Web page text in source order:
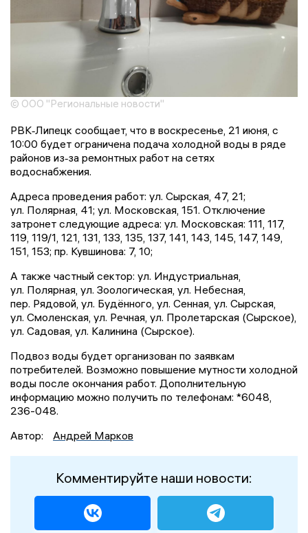
© ООО "Региональные новости"
РВК‑Липецк сообщает, что в воскресенье, 21 июня, с
10:00 будет ограничена подача холодной воды в ряде
районов из‑за ремонтных работ на сетях
водоснабжения.
Адреса проведения работ: ул. Сырская, 47, 21;
ул. Полярная, 41; ул. Московская, 151. Отключение
затронет следующие адреса: ул. Московская: 111, 117,
119, 119/1, 121, 131, 133, 135, 137, 141, 143, 145, 147, 149,
151, 153; пр. Кувшинова: 7, 10;
А также частный сектор: ул. Индустриальная,
ул. Полярная, ул. Зоологическая, ул. Небесная,
пер. Рядовой, ул. Будённого, ул. Сенная, ул. Сырская,
ул. Смоленская, ул. Речная, ул. Пролетарская (Сырское),
ул. Садовая, ул. Калинина (Сырское).
Подвоз воды будет организован по заявкам
потребителей. Возможно повышение мутности холодной
воды после окончания работ. Дополнительную
информацию можно получить по телефонам: *6048,
236-048.
Автор:
Андрей Марков
Комментируйте наши новости: